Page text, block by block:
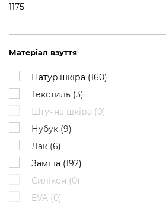
1175
Матеріал взуття
Натур.шкіра (160)
Текстиль (3)
Штучна шкіра (0)
Нубук (9)
Лак (6)
Замша (192)
Силікон (0)
EVA (0)